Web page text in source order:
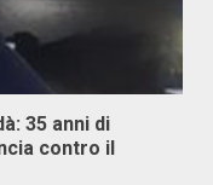
35 anni di
contro il